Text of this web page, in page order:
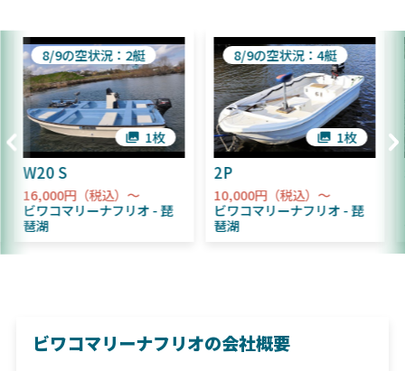
W20 S
16,000円（税込）～
ビワコマリーナフリオ 琵
琶湖
8/9の空状況：2艇
1枚
2P
10,000円（税込）～
ビワコマリーナフリオ 琵
琶湖
8/9の空状況：4艇
1枚
ビワコマリーナフリオの会社概要